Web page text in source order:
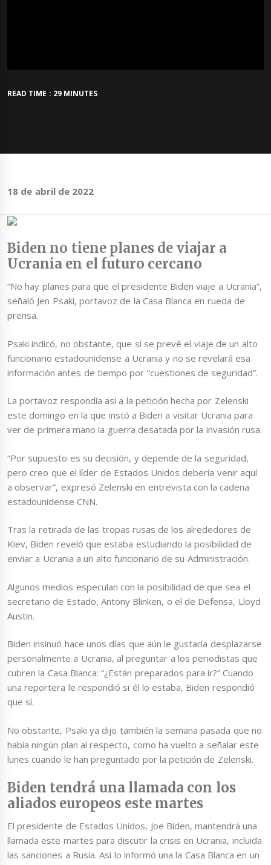
READ TIME : 29 MINUTES
18 de abril de 2022
Biden no tiene planes de viajar a
Ucrania en el futuro cercano
“No hay planes para que el presidente Biden viaje a Ucrania”,
señaló Jen Psaki, portavoz de la Casa Blanca en rueda de
prensa.
Psaki indicó, no obstante, que sí se prevé el viaje de un alto
funcionario estadounidense a Ucrania y no se revelará esa
información antes de tiempo por “cuestiones de seguridad”.
La portavoz respondía así a la petición hecha por Zelenski
este domingo en la que instó a Biden a visitar Ucrania para
ver de primera mano la guerra desatada por la invasión rusa.
“Por supuesto es su decisión, y depende de la seguridad,
pero creo que el líder de Estados Unidos debería venir aquí
a observar”, expresó Zelenski en entrevista con la cadena
estadounidense CNN.
Tras la retirada de las tropas rusas de los alrededores de
Kiev, Biden reveló que estaba estudiando la posibilidad de
enviar a Ucrania a un alto funcionario de su Administración.
Algunos medios especulan con la posibilidad de que sea el
secretario de Estado, Antony Blinken, o el de Defensa, Lloyd
Austin.
Biden insinuó hace unos días que aún le gustaría desplazarse
personalmente a Ucrania, al preguntar a los periodistas que
cubren la Casa Blanca: “¿Están preparados para ir?” Cuando
una reportera le respondió si él lo estaba, Biden respondió
que sí.
No obstante, Psaki ya dijo también la semana pasada que no
había ningún plan al respecto, como ha vuelto a señalar este
lunes cuando le han preguntado por la petición de Zelenski.
Biden tendrá una llamada con los
aliados europeos este martes
El presidente de Estados Unidos, Joe Biden, mantendrá una
llamada este martes para discutir la crisis en Ucrania, incluida
las sanciones a Rusia. Así lo informó una la Casa Blanca en un